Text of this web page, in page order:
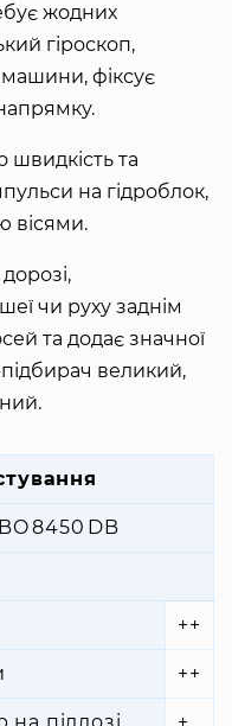
жодних
гіроскоп,
фіксує
та
на гідроблок,
вісями.
чи руху заднім
та додає значної
великий,
8450 DB
++
++